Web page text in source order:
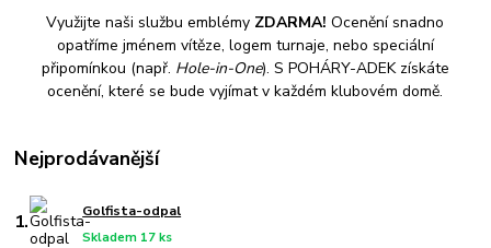
Využijte naši službu emblémy ZDARMA! Ocenění snadno
opatříme jménem vítěze, logem turnaje, nebo speciální
připomínkou (např. Hole-in-One). S POHÁRY-ADEK získáte
ocenění, které se bude vyjímat v každém klubovém domě.
Nejprodávanější
1. Golfista-odpal
Skladem 17 ks